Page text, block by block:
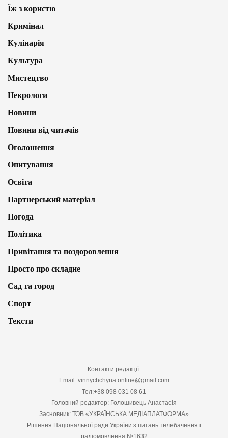
Їж з користю
Кримінал
Кулінарія
Культура
Мистецтво
Некрологи
Новини
Новини від читачів
Оголошення
Опитування
Освіта
Партнерський матеріал
Погода
Політика
Привітання та поздоровлення
Просто про складне
Сад та город
Спорт
Тексти
Контакти редакції:
Email: vinnychchyna.online@gmail.com
Тел:+38 098 031 08 61
Головний редактор: Голошивець Анастасія
Засновник: ТОВ «УКРАЇНСЬКА МЕДІАПЛАТФОРМА»
Рішення Національної ради України з питань телебачення і
радіомовлення №1632